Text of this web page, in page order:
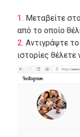
Μεταβείτε
από το οποίο
Αντιγράψτε
ιστορίες